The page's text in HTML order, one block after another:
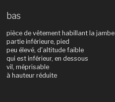
bas
pièce de vêtement habillant la jambe
partie inférieure, pied
peu élevé, d'altitude faible
qui est inférieur, en dessous
vil, méprisable
à hauteur réduite